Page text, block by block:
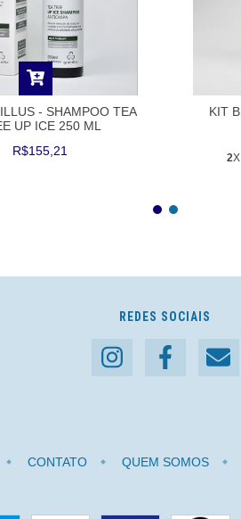
- SHAMPOO TEA
UP ICE 250 ML
R$155,21
KIT
2
REDES SOCIAIS
CONTATO QUEM SOMOS